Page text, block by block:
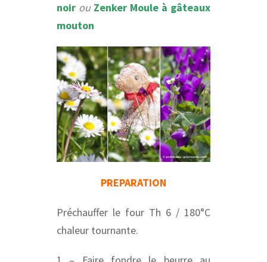
noir ou Zenker Moule à gâteaux
mouton
PREPARATION
Préchauffer le four Th 6 / 180°C
chaleur tournante.